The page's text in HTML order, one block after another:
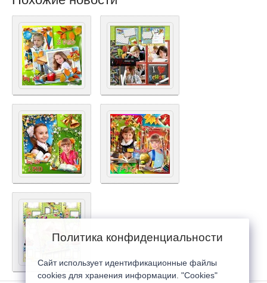
Политика конфиденциальности
Сайт использует идентификационные файлы
cookies для хранения информации. "Cookies"